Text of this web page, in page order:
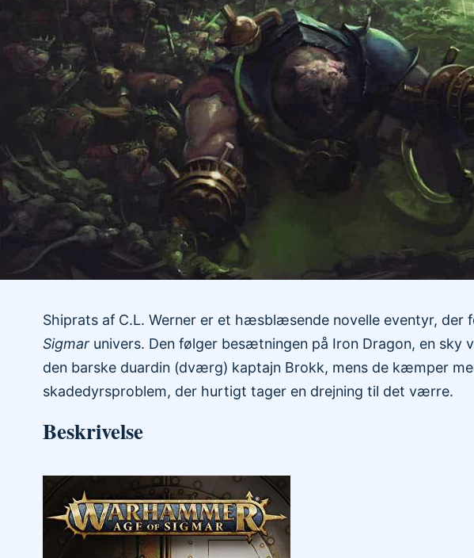
Shiprats af C.L. Werner er et hæsblæsende novelle eventyr, der
Sigmarunivers. Den følger besætningen på Iron Dragon, en sky
den barske duardin (dværg) kaptajn Brokk, mens de kæmper
skadedyrsproblem, der hurtigt tager en drejning til det værre.
Beskrivelse